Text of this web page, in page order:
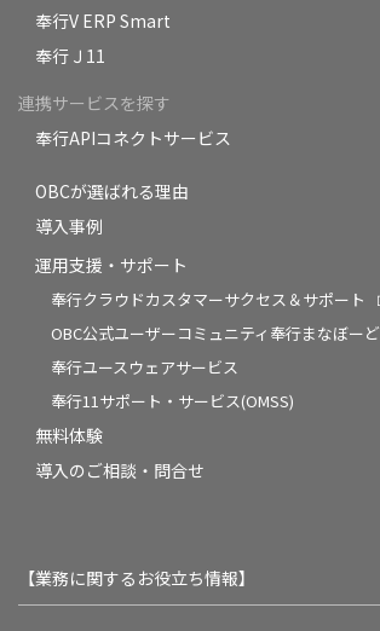
奉行V ERP Smart
奉行Ｊ11
連携サービスを探す
奉行APIコネクトサービス
OBCが選ばれる理由
導入事例
運用支援・サポート
奉行クラウドカスタマーサクセス＆サポート
OBC公式ユーザーコミュニティ奉行まなぼーど
奉行ユースウェアサービス
奉行11サポート・サービス(OMSS)
無料体験
導入のご相談・問合せ
【業務に関するお役立ち情報】